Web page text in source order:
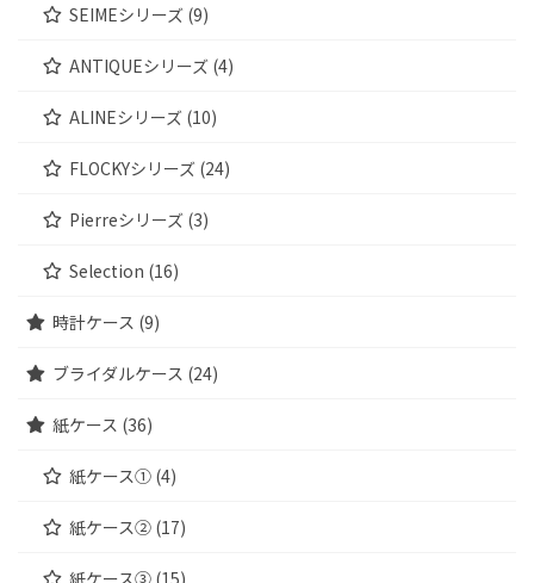
SEIMEシリーズ (9)
ANTIQUEシリーズ (4)
ALINEシリーズ (10)
FLOCKYシリーズ (24)
Pierreシリーズ (3)
Selection (16)
時計ケース (9)
ブライダルケース (24)
紙ケース (36)
紙ケース① (4)
紙ケース② (17)
紙ケース③ (15)